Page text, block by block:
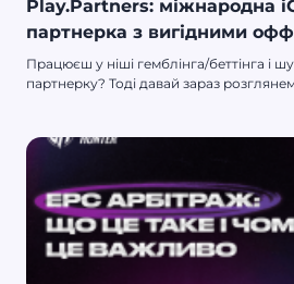
Play.Partners: міжнародна
партнерка з вигідними
Працюєш у ніші гемблінга/беттінга і
партнерку? Тоді давай зараз
вигідні умови на ринку affiliate-
компанія вибудовує відносини з
принципі win-win. У команді цінують
можливе для побудови
співпраці.